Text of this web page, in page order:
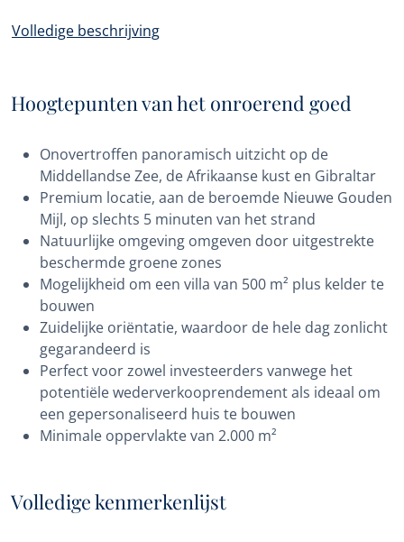
Volledige beschrijving
Hoogtepunten van het onroerend goed
Onovertroffen panoramisch uitzicht op de
Middellandse Zee, de Afrikaanse kust en Gibraltar
Premium locatie, aan de beroemde Nieuwe Gouden
Mijl, op slechts 5 minuten van het strand
Natuurlijke omgeving omgeven door uitgestrekte
beschermde groene zones
Mogelijkheid om een villa van 500 m² plus kelder te
bouwen
Zuidelijke oriëntatie, waardoor de hele dag zonlicht
gegarandeerd is
Perfect voor zowel investeerders vanwege het
potentiële wederverkooprendement als ideaal om
een gepersonaliseerd huis te bouwen
Minimale oppervlakte van 2.000 m²
Volledige kenmerkenlijst